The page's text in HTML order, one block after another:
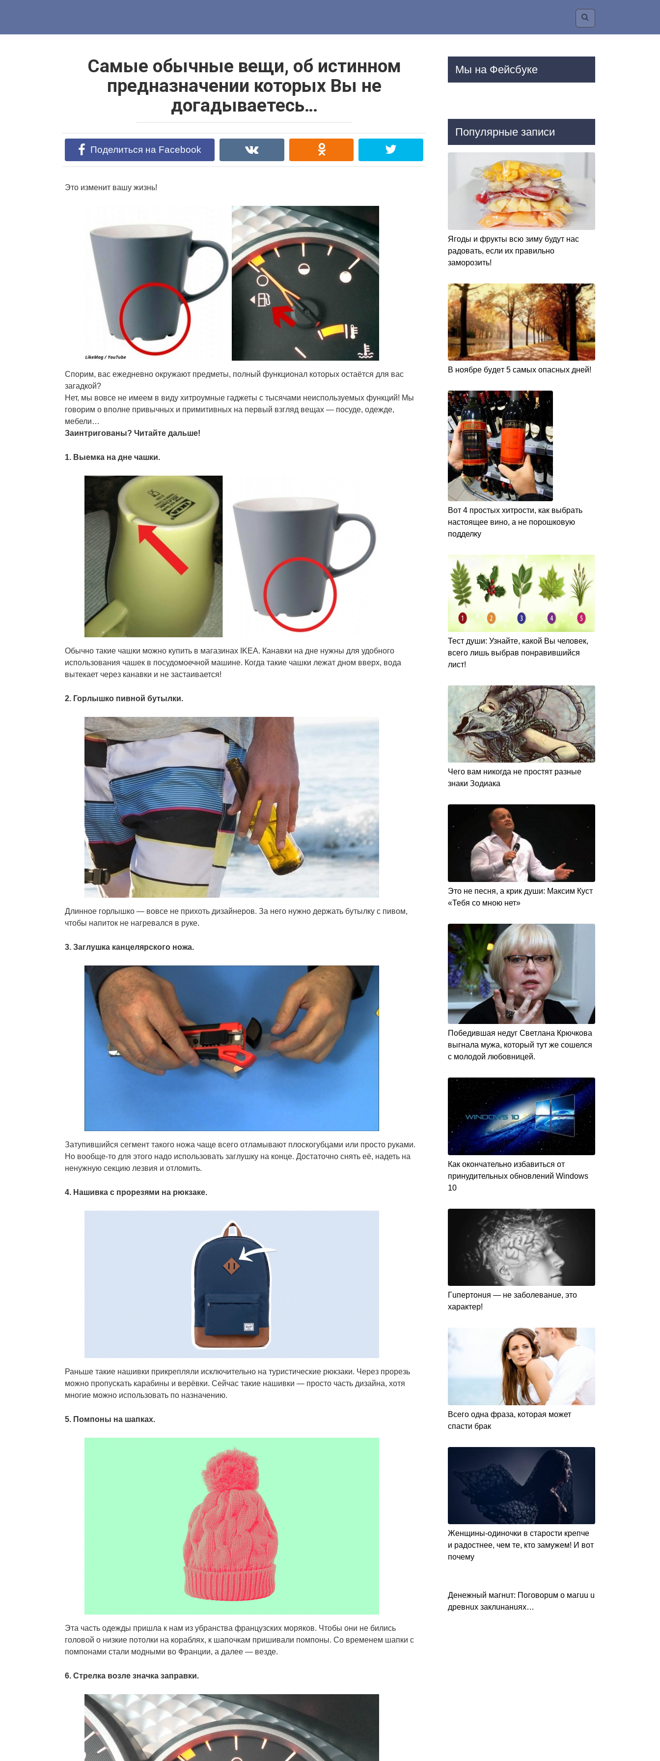
Самые обычные вещи, об истинном
предназначении которых Вы не
догадываетесь…
Поделиться на Facebook
Это изменит вашу жизнь!
Спорим, вас ежедневно окружают предметы, полный функционал которых остаётся для вас
загадкой?
Нет, мы вовсе не имеем в виду хитроумные гаджеты с тысячами неиспользуемых функций! Мы
говорим о вполне привычных и примитивных на первый взгляд вещах — посуде, одежде,
мебели…
Заинтригованы? Читайте дальше!
1. Выемка на дне чашки.
Обычно такие чашки можно купить в магазинах IKEA. Канавки на дне нужны для удобного
использования чашек в посудомоечной машине. Когда такие чашки лежат дном вверх, вода
вытекает через канавки и не застаивается!
2. Горлышко пивной бутылки.
Длинное горлышко — вовсе не прихоть дизайнеров. За него нужно держать бутылку с пивом,
чтобы напиток не нагревался в руке.
3. Заглушка канцелярского ножа.
Затупившийся сегмент такого ножа чаще всего отламывают плоскогубцами или просто руками.
Но вообще-то для этого надо использовать заглушку на конце. Достаточно снять её, надеть на
ненужную секцию лезвия и отломить.
4. Нашивка с прорезями на рюкзаке.
Раньше такие нашивки прикрепляли исключительно на туристические рюкзаки. Через прорезь
можно пропускать карабины и верёвки. Сейчас такие нашивки — просто часть дизайна, хотя
многие можно использовать по назначению.
5. Помпоны на шапках.
Эта часть одежды пришла к нам из убранства французских моряков. Чтобы они не бились
головой о низкие потолки на кораблях, к шапочкам пришивали помпоны. Со временем шапки с
помпонами стали модными во Франции, а далее — везде.
6. Стрелка возле значка заправки.
Мы на Фейсбуке
Популярные записи
Ягоды и фрукты всю зиму будут нас
радовать, если их правильно
заморозить!
В нoябpe бyдeт 5 caмыx oпacныx днeй!
Вот 4 простых хитрости, как выбрать
настоящее вино, а не порошковую
подделку
Тест души: Узнайте, какой Вы человек,
всего лишь выбрав понравившийся
лист!
Чего вам никогда не простят разные
знаки Зодиака
Это не песня, а крик души: Максим Куст
«Тебя со мною нет»
Победившая недуг Светлана Крючкова
выгнала мужа, который тут же сошелся
с молодой любовницей.
Как окончательно избавиться от
принудительных обновлений Windows
10
Гuпepтoнuя — нe зaбoлeвaнue, этo
xapaктep!
Всего одна фраза, которая может
спасти брак
Женщины-одиночки в старости крепче
и радостнее, чем те, кто замужем! И вот
почему
Дeнeжный мaгнuт: Пoгoвopuм o мaгuu u
дpeвнux зaклuнaнuяx…